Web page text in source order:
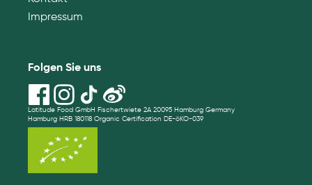
Impressum
Folgen Sie uns
Latitude Food GmbH Fischertwiete 2A 20095 Hamburg Germany
Hamburg HRB 180118 Organic Certification DE-öKO-039